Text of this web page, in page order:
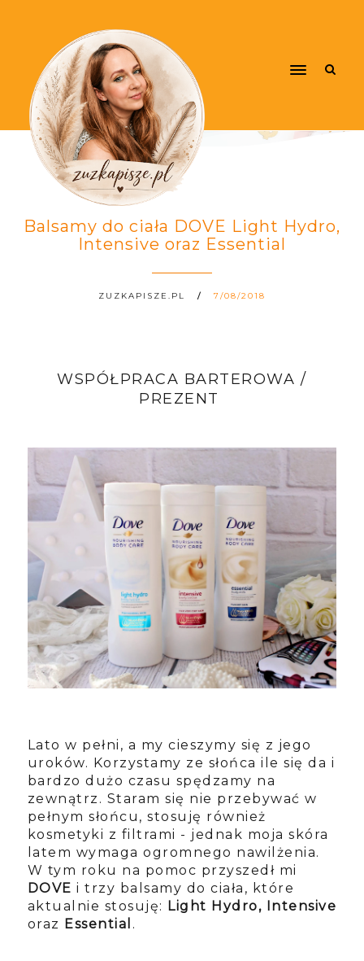
Balsamy do ciała DOVE Light Hydro,
Intensive oraz Essential
ZUZKAPISZE.PL 7/08/2018
WSPÓŁPRACA BARTEROWA /
PREZENT
Lato w pełni, a my cieszymy się z jego
uroków. Korzystamy ze słońca ile się da i
bardzo dużo czasu spędzamy na
zewnątrz. Staram się nie przebywać w
pełnym słońcu, stosuję również
kosmetyki z filtrami - jednak moja skóra
latem wymaga ogromnego nawilżenia.
W tym roku na pomoc przyszedł mi
DOVE i trzy balsamy do ciała, które
aktualnie stosuję: Light Hydro, Intensive
oraz Essential .